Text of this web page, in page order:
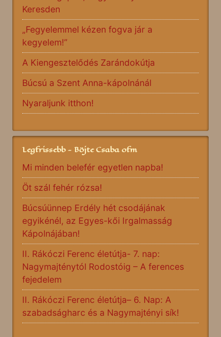
Keresden
„Fegyelemmel kézen fogva jár a
kegyelem!”
A Kiengesztelődés Zarándokútja
Búcsú a Szent Anna-kápolnánál
Nyaraljunk itthon!
Legfrissebb - Böjte Csaba ofm
Mi minden belefér egyetlen napba!
Öt szál fehér rózsa!
Búcsúünnep Erdély hét csodájának
egyikénél, az Egyes-kői Irgalmasság
Kápolnájában!
II. Rákóczi Ferenc életútja- 7. nap:
Nagymajténytól Rodostóig – A ferences
fejedelem
II. Rákóczi Ferenc életútja– 6. Nap: A
szabadságharc és a Nagymajtényi sík!